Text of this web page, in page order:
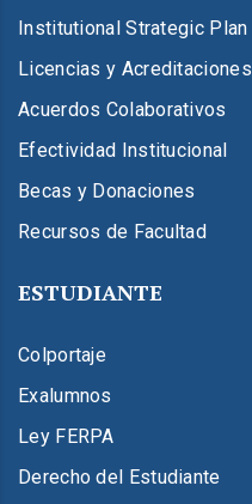
Institutional Strategic Plan
Licencias y Acreditaciones
Acuerdos Colaborativos
Efectividad Institucional
Becas y Donaciones
Recursos de Facultad
ESTUDIANTE
Colportaje
Exalumnos
Ley FERPA
Derecho del Estudiante